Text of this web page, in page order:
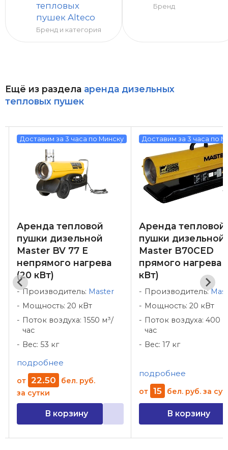
тепловых
пушек Alteco
Бренд и категория
Бренд
Ещё из раздела аренда дизельных
тепловых пушек
Доставим за 3 часа по Минску
Аренда тепловой
пушки дизельной
Master BV 77 E
непрямого нагрева
(20 кВт)
Производитель: Master
Мощность: 20 кВт
Поток воздуха: 1550 м³/
час
Вес: 53 кг
подробнее
от 22.50
бел. руб.
за сутки
В корзину
Доставим за 3 часа по
Аренда тепловой
пушки дизельной
Master B70CED
прямого нагрева
кВт)
Производитель:
Мощность: 20 кВт
Поток воздуха: 400
час
Вес: 17 кг
подробнее
от 15 бел. руб. за
В корзину